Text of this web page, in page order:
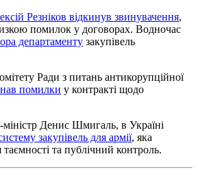
Резніков відкинув звинувачення,
помилок у договорах. Водночас
департаменту закупівель
Ради з питань антикорупційної
помилки у контракті щодо
Денис Шмигаль, в Україні
закупівель для армії, яка
та публічний контроль.